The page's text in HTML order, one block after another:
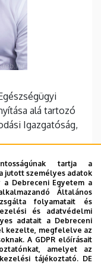
alá tartozó
Igazgatóság,
tartja a
jutott személyes adatok
Debreceni Egyetem a
Általános
folyamatait és
és adatvédelmi
adatait a Debreceni
kezelte, megfelelve az
A GDPR előírásait
amelyet az
tájékoztató. DE